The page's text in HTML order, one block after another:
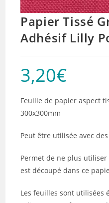
Papier Tissé
Adhésif Lilly
3,20€
Feuille de papier aspect
300x300mm
Peut être utilisée avec
Permet de ne plus
est découpé dans ce
Les feuilles sont utilisées